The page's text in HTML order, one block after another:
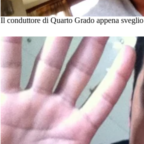
Il conduttore di Quarto Grado appena sveglio